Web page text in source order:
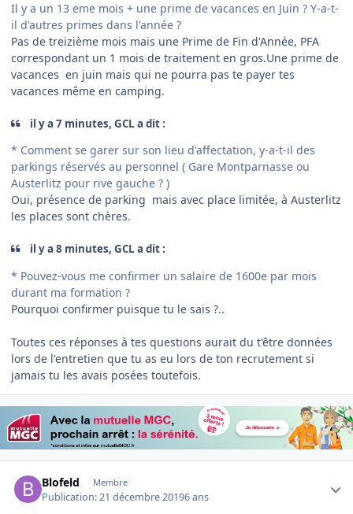
Il y a un 13 eme mois + une prime de vacances en Juin ? Y-a-t-
il d'autres primes dans l'année ?
Pas de treizième mois mais une Prime de Fin d'Année, PFA
correspondant un 1 mois de traitement en gros.Une prime de
vacances en juin mais qui ne pourra pas te payer tes
vacances même en camping.
il y a 7 minutes, GCL a dit :
* Comment se garer sur son lieu d'affectation, y-a-t-il des
parkings réservés au personnel ( Gare Montparnasse ou
Austerlitz pour rive gauche ? )
Oui, présence de parking mais avec place limitée, à Austerlitz
les places sont chères.
il y a 8 minutes, GCL a dit :
* Pouvez-vous me confirmer un salaire de 1600e par mois
durant ma formation ?
Pourquoi confirmer puisque tu le sais ?..
Toutes ces réponses à tes questions aurait du t'être données
lors de l'entretien que tu as eu lors de ton recrutement si
jamais tu les avais posées toutefois.
Blofeld Membre
Publication:21 décembre 20196 ans